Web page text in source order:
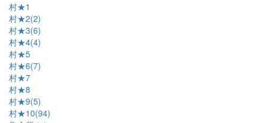
村★1
村★2(2)
村★3(6)
村★4(4)
村★5
村★6(7)
村★7
村★8
村★9(5)
村★10(94)